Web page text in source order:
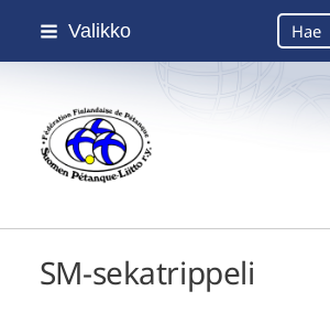
Siirry
Valikko
Suomen Petanque-Liitto
SM-sekatrippeli